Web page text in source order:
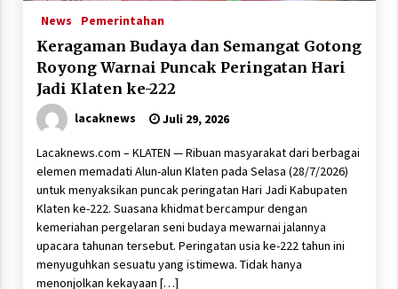
News Pemerintahan
Keragaman Budaya dan Semangat Gotong
Royong Warnai Puncak Peringatan Hari
Jadi Klaten ke-222
lacaknews Juli 29, 2026
Lacaknews.com – KLATEN — Ribuan masyarakat dari berbagai
elemen memadati Alun-alun Klaten pada Selasa (28/7/2026)
untuk menyaksikan puncak peringatan Hari Jadi Kabupaten
Klaten ke-222. Suasana khidmat bercampur dengan
kemeriahan pergelaran seni budaya mewarnai jalannya
upacara tahunan tersebut. Peringatan usia ke-222 tahun ini
menyuguhkan sesuatu yang istimewa. Tidak hanya
menonjolkan kekayaan […]